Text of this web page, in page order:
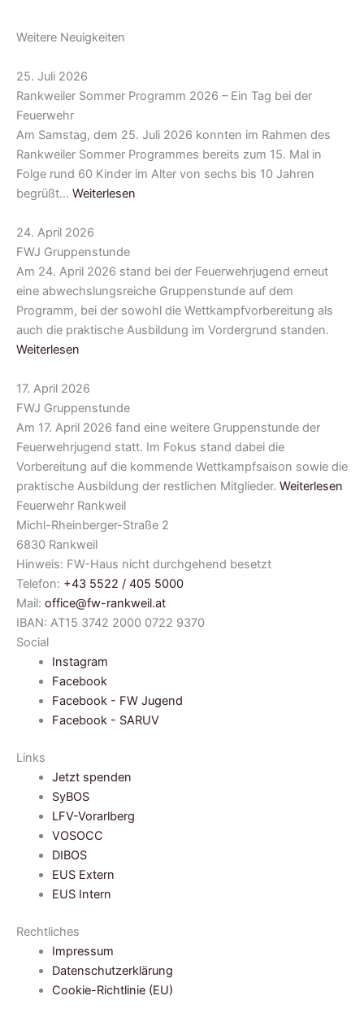
Weitere Neuigkeiten
25. Juli 2026
Rankweiler Sommer Programm 2026 – Ein Tag bei der
Feuerwehr
Am Samstag, dem 25. Juli 2026 konnten im Rahmen des
Rankweiler Sommer Programmes bereits zum 15. Mal in
Folge rund 60 Kinder im Alter von sechs bis 10 Jahren
begrüßt… Weiterlesen
24. April 2026
FWJ Gruppenstunde
Am 24. April 2026 stand bei der Feuerwehrjugend erneut
eine abwechslungsreiche Gruppenstunde auf dem
Programm, bei der sowohl die Wettkampfvorbereitung als
auch die praktische Ausbildung im Vordergrund standen.
Weiterlesen
17. April 2026
FWJ Gruppenstunde
Am 17. April 2026 fand eine weitere Gruppenstunde der
Feuerwehrjugend statt. Im Fokus stand dabei die
Vorbereitung auf die kommende Wettkampfsaison sowie die
praktische Ausbildung der restlichen Mitglieder. Weiterlesen
Feuerwehr Rankweil
Michl-Rheinberger-Straße 2
6830 Rankweil
Hinweis: FW-Haus nicht durchgehend besetzt
Telefon: +43 5522 / 405 5000
Mail: office@fw-rankweil.at
IBAN: AT15 3742 2000 0722 9370
Social
Instagram
Facebook
Facebook - FW Jugend
Facebook - SARUV
Links
Jetzt spenden
SyBOS
LFV-Vorarlberg
VOSOCC
DIBOS
EUS Extern
EUS Intern
Rechtliches
Impressum
Datenschutzerklärung
Cookie-Richtlinie (EU)